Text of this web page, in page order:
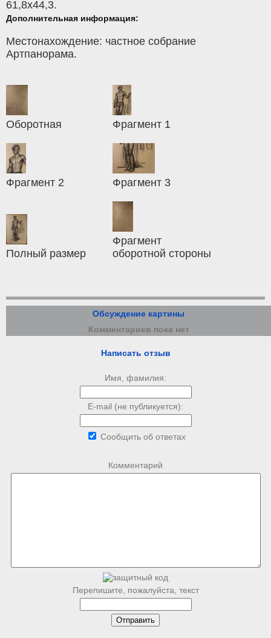
61,8x44,3.
Дополнительная информация:
Местонахождение: частное собрание
Артпанорама.
Оборотная Фрагмент 1
Фрагмент 2 Фрагмент 3
Полный размер
Фрагмент
оборотной стороны
Обсуждение картины
Комментариев пока нет
Написать отзыв
Имя, фамилия:
E-mail (не публикуется):
Сообщить об ответах
Комментарий
Перепишите, пожалуйста, текст